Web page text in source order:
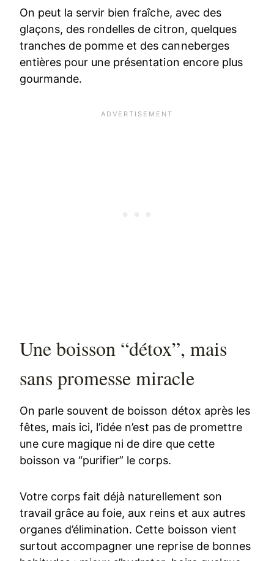
On peut la servir bien fraîche, avec des
glaçons, des rondelles de citron, quelques
tranches de pomme et des canneberges
entières pour une présentation encore plus
gourmande.
Une boisson “détox”, mais
sans promesse miracle
On parle souvent de boisson détox après les
fêtes, mais ici, l’idée n’est pas de promettre
une cure magique ni de dire que cette
boisson va “purifier” le corps.
Votre corps fait déjà naturellement son
travail grâce au foie, aux reins et aux autres
organes d’élimination. Cette boisson vient
surtout accompagner une reprise de bonnes